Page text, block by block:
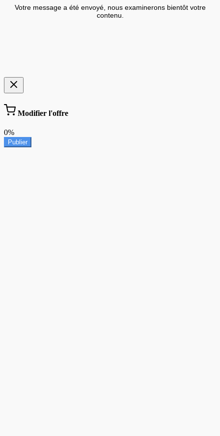
Votre message a été envoyé, nous examinerons bientôt votre
contenu.
Modifier l'offre
0%
Publier